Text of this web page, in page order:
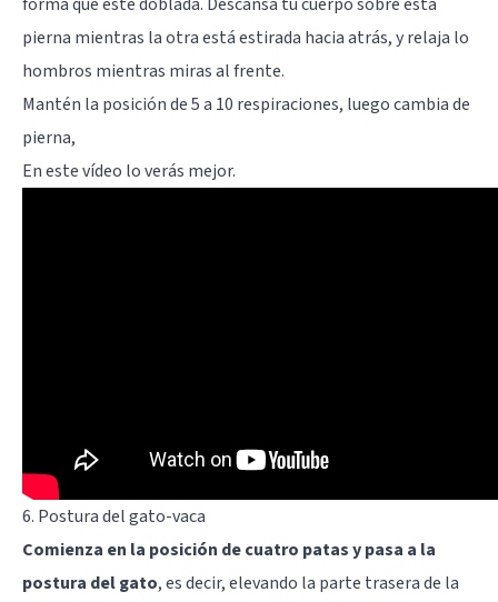
pierna mientras la otra está estirada hacia atrás, y relaja lo
hombros mientras miras al frente.
Mantén la posición de 5 a 10 respiraciones, luego cambia de
pierna,
En este vídeo lo verás mejor.
6. Postura del gato-vaca
Comienza en la posición de cuatro patas y pasa a la
postura del gato, es decir, elevando la parte trasera de la